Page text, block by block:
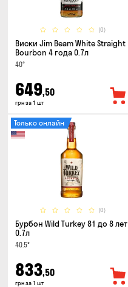
(0)
Виски Jim Beam White Straight
Bourbon 4 года 0.7л
40°
649,50
грн за 1 шт
(0)
Только онлайн
Бурбон Wild Turkey 81 до 8 лет
0.7л
40.5°
833,50
грн за 1 шт